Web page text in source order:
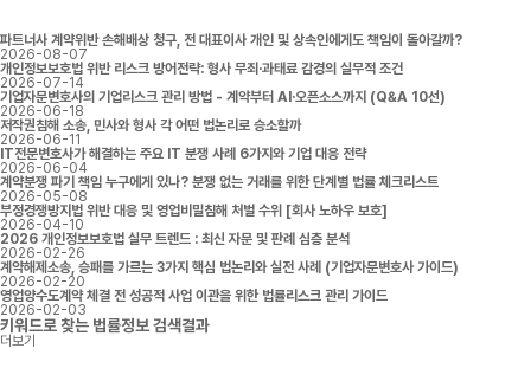
파트너사 계약위반 손해배상 청구, 전 대표이사 개인 및 상속인에게도 책임이 돌아갈까?
2026-08-07
개인정보보호법 위반 리스크 방어전략: 형사 무죄·과태료 감경의 실무적 조건
2026-07-14
기업자문변호사의 기업리스크 관리 방법 - 계약부터 AI·오픈소스까지 (Q&A 10선)
2026-06-18
저작권침해 소송, 민사와 형사 각 어떤 법논리로 승소할까
2026-06-11
IT전문변호사가 해결하는 주요 IT 분쟁 사례 6가지와 기업 대응 전략
2026-06-04
계약분쟁 파기 책임 누구에게 있나? 분쟁 없는 거래를 위한 단계별 법률 체크리스트
2026-05-08
부정경쟁방지법 위반 대응 및 영업비밀침해 처벌 수위 [회사 노하우 보호]
2026-04-10
2026 개인정보보호법 실무 트렌드 : 최신 자문 및 판례 심층 분석
2026-02-26
계약해제소송, 승패를 가르는 3가지 핵심 법논리와 실전 사례 (기업자문변호사 가이드)
2026-02-20
영업양수도계약 체결 전 성공적 사업 이관을 위한 법률리스크 관리 가이드
2026-02-03
키워드로 찾는 법률정보검색결과
더보기